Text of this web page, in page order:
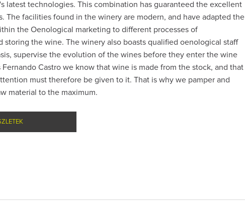
latest technologies. This combination has guaranteed the excellent
The facilities found in the winery are modern, and have adapted the
the Oenological marketing to different processes of
storing the wine. The winery also boasts qualified oenological staff
supervise the evolution of the wines before they enter the wine
Fernando Castro we know that wine is made from the stock, and that
must therefore be given to it. That is why we pamper and
material to the maximum.